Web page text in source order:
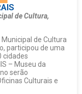
de Cultura,
de Cultura
participou de uma
cidades
– Museu da
serão
Culturais e